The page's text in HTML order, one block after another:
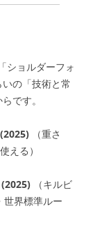
ショルダーフォ
の「技術と常
です。
（重さ
える）
（キルビ
界標準ルー